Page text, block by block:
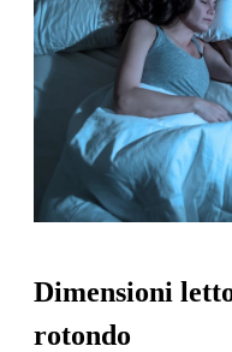
Dimensioni
rotondo